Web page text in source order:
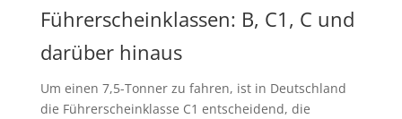
Führerscheinklassen: B, C1, C und
darüber hinaus
Um einen 7,5-Tonner zu fahren, ist in Deutschland
die Führerscheinklasse C1 entscheidend, die